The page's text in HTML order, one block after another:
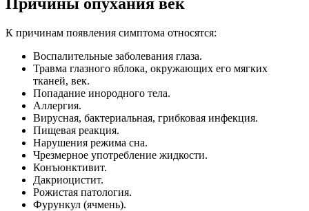
К причинам появления симптома относятся:
Воспалительные заболевания глаза.
Травма глазного яблока, окружающих его мягких
тканей, век.
Попадание инородного тела.
Аллергия.
Вирусная, бактериальная, грибковая инфекция.
Пищевая реакция.
Нарушения режима сна.
Чрезмерное употребление жидкости.
Конъюнктивит.
Дакриоцистит.
Рожистая патология.
Фурункул (ячмень).